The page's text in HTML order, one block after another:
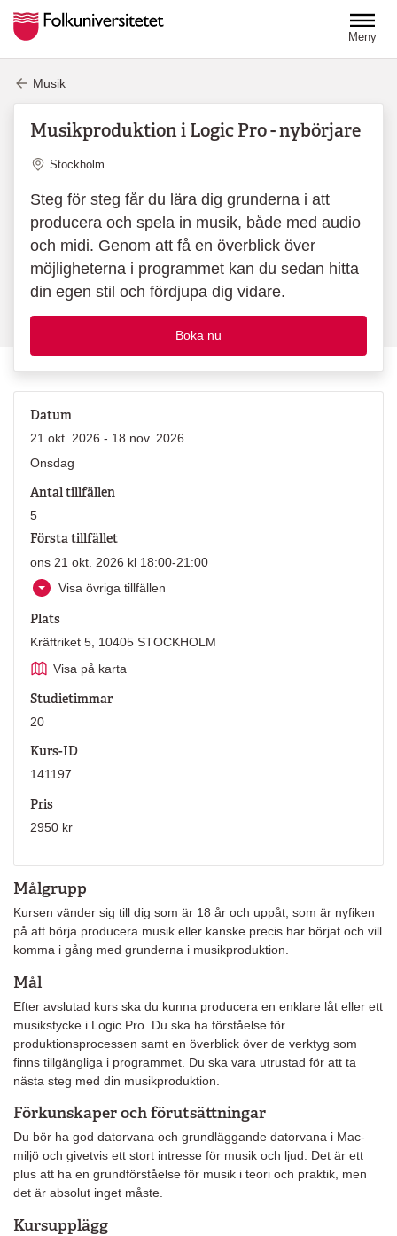
Meny
Musik
Musikproduktion i Logic Pro - nybörjare
Plats
Stockholm
Steg för steg får du lära dig grunderna i att
producera och spela in musik, både med audio
och midi. Genom att få en överblick över
möjligheterna i programmet kan du sedan hitta
din egen stil och fördjupa dig vidare.
Boka nu
Målgrupp
Kursen vänder sig till dig som är 18 år och uppåt, som är nyfiken
på att börja producera musik eller kanske precis har börjat och vill
komma i gång med grunderna i musikproduktion.
Mål
Efter avslutad kurs ska du kunna producera en enklare låt eller ett
musikstycke i Logic Pro. Du ska ha förståelse för
produktionsprocessen samt en överblick över de verktyg som
finns tillgängliga i programmet. Du ska vara utrustad för att ta
nästa steg med din musikproduktion.
Förkunskaper och förutsättningar
Du bör ha god datorvana och grundläggande datorvana i Mac-
miljö och givetvis ett stort intresse för musik och ljud. Det är ett
plus att ha en grundförståelse för musik i teori och praktik, men
det är absolut inget måste.
Kursupplägg
Datum
21 okt. 2026 - 18 nov. 2026
Onsdag
Antal tillfällen
5
Första tillfället
ons 21 okt. 2026 kl 18:00-21:00
Visa övriga tillfällen
Plats
Kräftriket 5, 10405 STOCKHOLM
Visa på karta
Studietimmar
20
Kurs-ID
141197
Pris
2950 kr